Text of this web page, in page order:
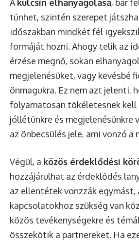
A külcsín elhanyagolása, bár
tűnhet, szintén szerepet
időszakban mindkét fél
formáját hozni. Ahogy telik az
érzése megnő, sokan
megjelenésüket, vagy kevésbé
önmagukra. Ez nem azt jelenti,
folyamatosan tökéletesnek kell
jóllétünkre és megjelenésünkre
az önbecsülés jele, ami vonzó a
Végül, a közös érdeklődési
hozzájárulhat az érdeklődés
az ellentétek vonzzák egymást,
kapcsolatokhoz szükség van
közös tevékenységekre és
összekötik a partnereket. Ha